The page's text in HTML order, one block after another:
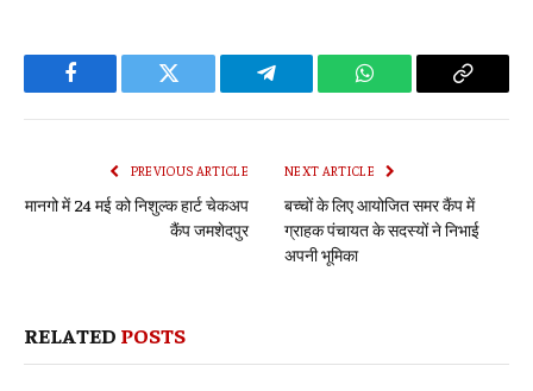
Facebook Twitter Telegram WhatsApp Copy
PREVIOUS ARTICLE
मानगो में 24 मई को निशुल्क हार्ट चेकअप
कैंप जमशेदपुर
NEXT ARTICLE
बच्चों के लिए आयोजित समर कैंप में
ग्राहक पंचायत के सदस्यों ने निभाई
अपनी भूमिका
RELATED POSTS